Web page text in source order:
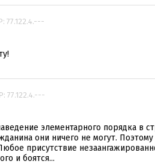
77.122.4.---
77.122.4.---
элементарного порядка в
они ничего не могут.
присутствие
и боятся...